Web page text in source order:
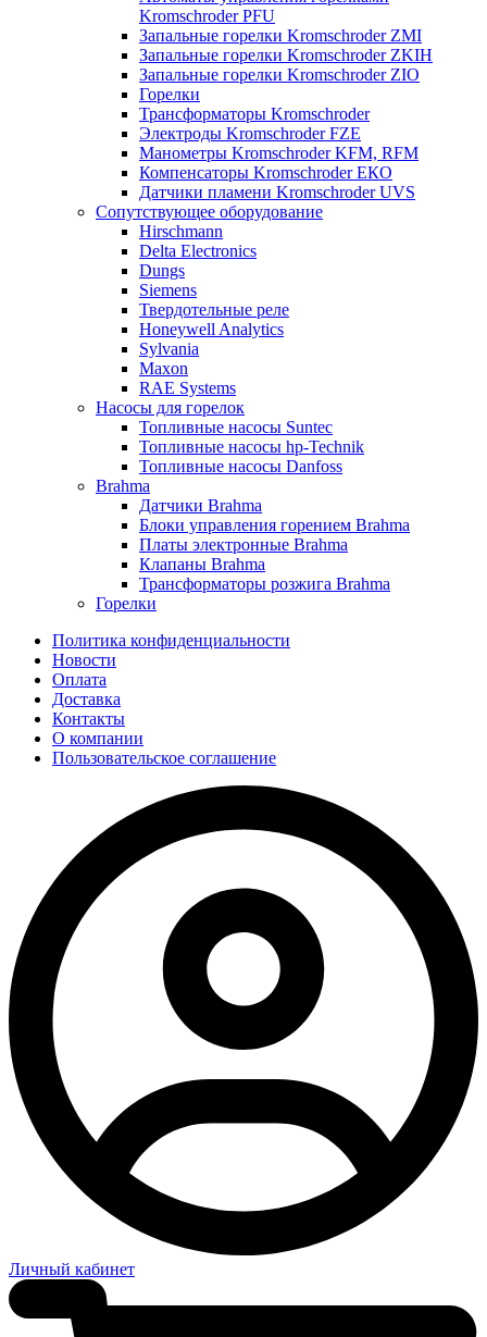
Kromschroder PFU
Запальные горелки Kromschroder ZМI
Запальные горелки Kromschroder ZKIH
Запальные горелки Kromschroder ZIO
Горелки
Трансформаторы Kromschroder
Электроды Kromschroder FZE
Манометры Kromschroder KFM, RFM
Компенсаторы Kromschroder ЕКО
Датчики пламени Kromschroder UVS
Сопутствующее оборудование
Hirschmann
Delta Electronics
Dungs
Siemens
Твердотельные реле
Honeywell Analytics
Sylvania
Maxon
RAE Systems
Насосы для горелок
Топливные насосы Suntec
Топливные насосы hp-Technik
Топливные насосы Danfoss
Brahma
Датчики Brahma
Блоки управления горением Brahma
Платы электронные Brahma
Клапаны Brahma
Трансформаторы розжига Brahma
Горелки
Политика конфиденциальности
Новости
Оплата
Доставка
Контакты
О компании
Пользовательское соглашение
Личный кабинет